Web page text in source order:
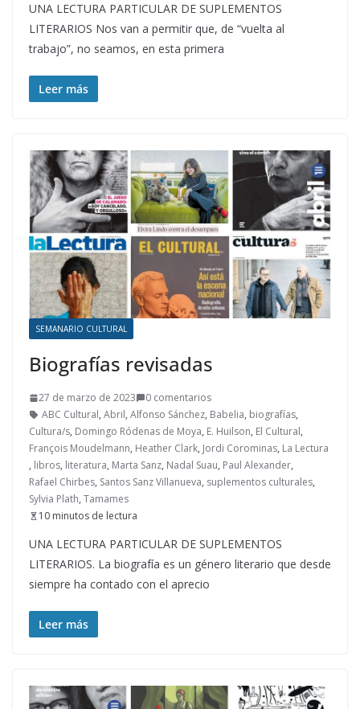
UNA LECTURA PARTICULAR DE SUPLEMENTOS
LITERARIOS Nos van a permitir que, de “vuelta al
trabajo”, no seamos, en esta primera
Leer más
SEMANARIO CULTURAL
Biografías revisadas
27 de marzo de 2023
0 comentarios
ABC Cultural, Abril, Alfonso Sánchez, Babelia, biografías,
Cultura/s, Domingo Ródenas de Moya, E. Huilson, El Cultural,
François Moudelmann, Heather Clark, Jordi Corominas, La Lectura
, libros, literatura, Marta Sanz, Nadal Suau, Paul Alexander,
Rafael Chirbes, Santos Sanz Villanueva, suplementos culturales,
Sylvia Plath, Tamames
10 minutos de lectura
UNA LECTURA PARTICULAR DE SUPLEMENTOS
LITERARIOS. La biografía es un género literario que desde
siempre ha contado con el aprecio
Leer más